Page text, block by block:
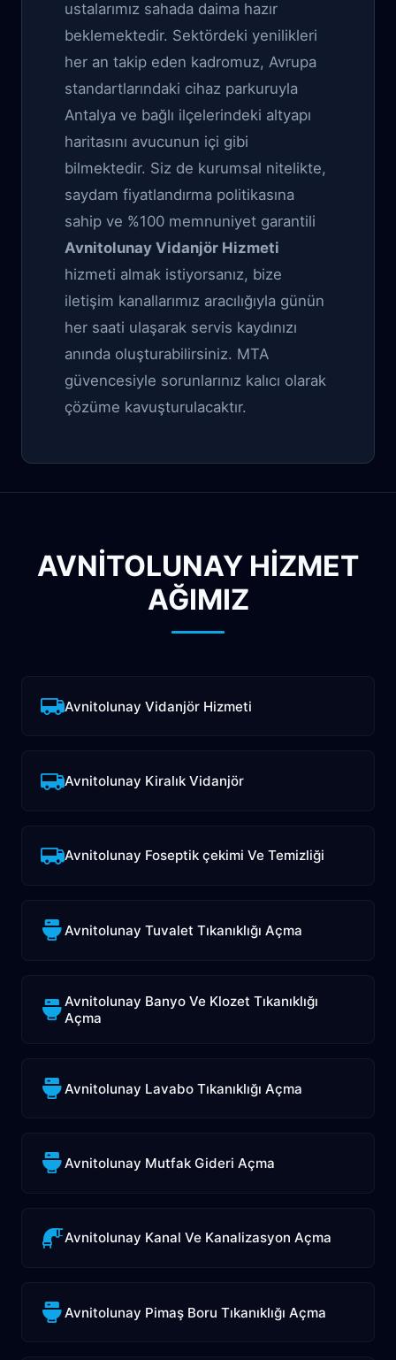
ustalarımız sahada daima hazır
beklemektedir. Sektördeki yenilikleri
her an takip eden kadromuz, Avrupa
standartlarındaki cihaz parkuruyla
Antalya ve bağlı ilçelerindeki altyapı
haritasını avucunun içi gibi
bilmektedir. Siz de kurumsal nitelikte,
saydam fiyatlandırma politikasına
sahip ve %100 memnuniyet garantili
Avnitolunay Vidanjör Hizmeti
hizmeti almak istiyorsanız, bize
iletişim kanallarımız aracılığıyla günün
her saati ulaşarak servis kaydınızı
anında oluşturabilirsiniz. MTA
güvencesiyle sorunlarınız kalıcı olarak
çözüme kavuşturulacaktır.
AVNITOLUNAY HİZMET
AĞIMIZ
Avnitolunay Vidanjör Hizmeti
Avnitolunay Kiralık Vidanjör
Avnitolunay Foseptik çekimi Ve Temizliği
Avnitolunay Tuvalet Tıkanıklığı Açma
Avnitolunay Banyo Ve Klozet Tıkanıklığı
Açma
Avnitolunay Lavabo Tıkanıklığı Açma
Avnitolunay Mutfak Gideri Açma
Avnitolunay Kanal Ve Kanalizasyon Açma
Avnitolunay Pimaş Boru Tıkanıklığı Açma